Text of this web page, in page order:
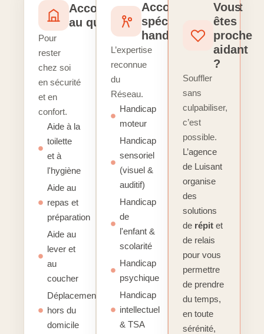
Accompagnement
au quotidien
Pour
rester
chez soi
en sécurité
et en
confort.
Aide à la
toilette
et à
l'hygiène
Aide au
repas et
préparation
Aide au
lever et
au
coucher
Déplacements
hors du
domicile
Accompagnement
spécialisé
handicap
L’expertise
reconnue
du
Réseau.
Handicap
moteur
Handicap
sensoriel
(visuel &
auditif)
Handicap
de
l'enfant &
scolarité
Handicap
psychique
Handicap
intellectuel
& TSA
Vous
êtes
proche
aidant
?
Souffler
sans
culpabiliser,
c’est
possible.
L’agence
de Luisant
organise
des
solutions
de répit et
de relais
pour vous
permettre
de prendre
du temps,
en toute
sérénité,